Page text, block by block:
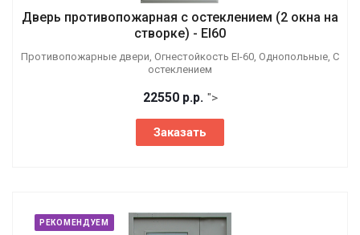
Дверь противопожарная с остеклением (2 окна на
створке) - EI60
Противопожарные двери, Огнестойкость EI-60, Однопольные, С
остеклением
22550 р.р. ">
Заказать
РЕКОМЕНДУЕМ